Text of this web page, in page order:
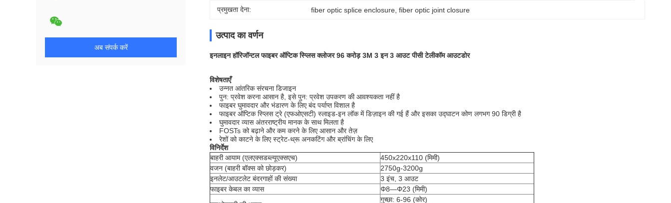
अब संपर्क करें
प्रमुखता देना: fiber optic splice enclosure , fiber optic joint closure
उत्पाद का वर्णन
इनलाइन हॉरिजॉन्टल फाइबर ऑप्टिक स्प्लिस क्लोजर 96 करोड़ 3M 3 इन 3 आउट पीसी टेलीकॉम आउटडोर
विशेषताएँ
उन्नत आंतरिक संरचना डिजाइन
पुन: प्रवेश करना आसान है, इसे पुन: प्रवेश उपकरण की आवश्यकता नहीं है
फाइबर घुमावदार और भंडारण के लिए बंद पर्याप्त विशाल है
फाइबर ऑप्टिक स्प्लिस ट्रे (एफओएसटी) स्लाइड-इन लॉक में डिज़ाइन की गई हैं और इसका उद्घाटन कोण लगभग 90 डिग्री है
घुमावदार व्यास अंतरराष्ट्रीय मानक के साथ मिलता है
FOSTs को बढ़ाने और कम करने के लिए आसान और तेज़
रेशों को काटने के लिए स्ट्रेट-थ्रू अनकटिंग और ब्रांचिंग के लिए
विनिर्देश
बाहरी आयाम (एलएक्सडब्ल्यूएक्सएच)
450x220x110 (मिमी)
वजन (बाहरी बॉक्स को छोड़कर)
2750g-3200g
इनलेट/आउटलेट बंदरगाहों की संख्या
3 इंच, 3 आउट
फाइबर केबल का व्यास
Φ8—Φ23 (मिमी)
गुच्छा: 6-96 (कोर)